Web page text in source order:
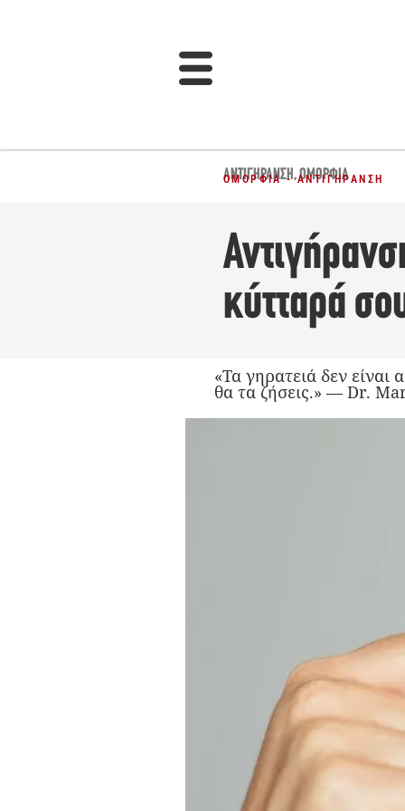
ΑΝΤΙΓΉΡΑΝΣΗ,ΟΜΟΡΦΙΆ
ΟΜΟΡΦΙΆ - ΑΝΤΙΓΉΡΑΝΣΗ
κύτταρά
«Τα γηρατειά δεν είναι
θα τα ζήσεις.» — Dr.